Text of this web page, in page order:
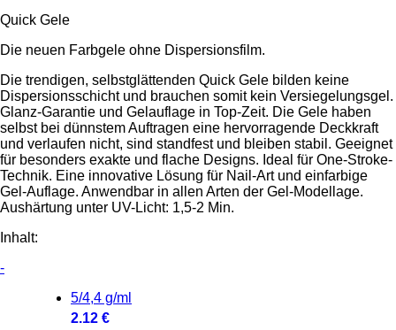
Quick Gele
Die neuen Farbgele ohne Dispersionsfilm.
Die trendigen, selbstglättenden Quick Gele bilden keine
Dispersionsschicht und brauchen somit kein Versiegelungsgel.
Glanz-Garantie und Gelauflage in Top-Zeit. Die Gele haben
selbst bei dünnstem Auftragen eine hervorragende Deckkraft
und verlaufen nicht, sind standfest und bleiben stabil. Geeignet
für besonders exakte und flache Designs. Ideal für One-Stroke-
Technik. Eine innovative Lösung für Nail-Art und einfarbige
Gel-Auflage. Anwendbar in allen Arten der Gel-Modellage.
Aushärtung unter UV-Licht: 1,5-2 Min.
Inhalt:
-
5/4,4 g/ml
2.12 €